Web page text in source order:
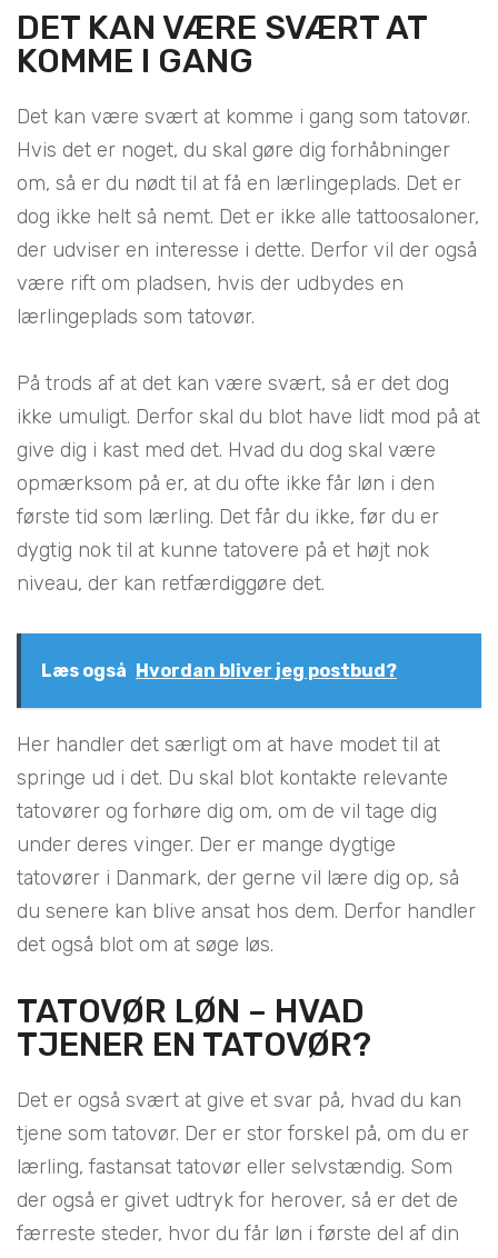
DET KAN VÆRE SVÆRT AT
KOMME I GANG
Det kan være svært at komme i gang som tatovør.
Hvis det er noget, du skal gøre dig forhåbninger
om, så er du nødt til at få en lærlingeplads. Det er
dog ikke helt så nemt. Det er ikke alle tattoosaloner,
der udviser en interesse i dette. Derfor vil der også
være rift om pladsen, hvis der udbydes en
lærlingeplads som tatovør.
På trods af at det kan være svært, så er det dog
ikke umuligt. Derfor skal du blot have lidt mod på at
give dig i kast med det. Hvad du dog skal være
opmærksom på er, at du ofte ikke får løn i den
første tid som lærling. Det får du ikke, før du er
dygtig nok til at kunne tatovere på et højt nok
niveau, der kan retfærdiggøre det.
Læs også Hvordan bliver jeg postbud?
Her handler det særligt om at have modet til at
springe ud i det. Du skal blot kontakte relevante
tatovører og forhøre dig om, om de vil tage dig
under deres vinger. Der er mange dygtige
tatovører i Danmark, der gerne vil lære dig op, så
du senere kan blive ansat hos dem. Derfor handler
det også blot om at søge løs.
TATOVØR LØN – HVAD
TJENER EN TATOVØR?
Det er også svært at give et svar på, hvad du kan
tjene som tatovør. Der er stor forskel på, om du er
lærling, fastansat tatovør eller selvstændig. Som
der også er givet udtryk for herover, så er det de
færreste steder, hvor du får løn i første del af din